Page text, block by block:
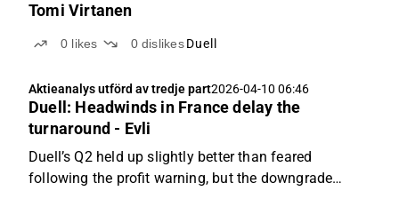
Tomi Virtanen
0 likes 0 dislikes Duell
Aktieanalys utförd av tredje part2026-04-10 06:46
Duell: Headwinds in France delay the
turnaround - Evli
Duell’s Q2 held up slightly better than feared
following the profit warning, but the downgrade